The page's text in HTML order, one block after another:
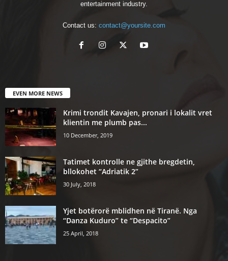
entertainment industry.
Contact us: contact@yoursite.com
EVEN MORE NEWS
Krimi trondit Kavajen, pronari i lokalit vret
klientin me plumb pas...
10 December, 2019
Tatimet kontrolle ne gjithe bregdetin,
bllokohet “Adriatik 2”
30 July, 2018
Yjet botërorë mblidhen në Tiranë. Nga
“Danza Kuduro” te “Despacito”
25 April, 2018